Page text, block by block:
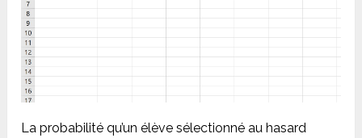
La probabilité qu’un élève sélectionné au hasard